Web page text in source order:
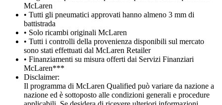
McLaren
• Tutti gli pneumatici approvati hanno almeno 3 mm di
battistrada
• Solo ricambi originali McLaren
• Tutti i controlli della provenienza disponibili sul mercato
sono stati effettuati dal McLaren Retailer
• Finanziamenti su misura offerti dai Servizi Finanziari
McLaren***
Disclaimer:
Il programma di McLaren Qualified può variare da nazione a
nazione ed è sottoposto alle condizioni generali e procedure